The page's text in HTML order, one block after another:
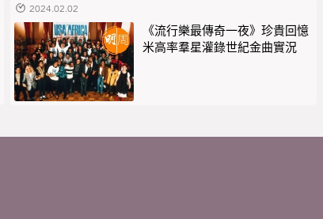
2024.02.02
《流行樂最傳奇一夜》珍貴回憶
米高率羣星灌錄世紀金曲實況